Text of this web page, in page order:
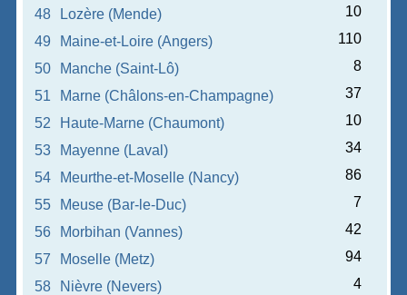
48
Lozère (Mende)
10
49
Maine-et-Loire (Angers)
110
50
Manche (Saint-Lô)
8
51
Marne (Châlons-en-Champagne)
37
52
Haute-Marne (Chaumont)
10
53
Mayenne (Laval)
34
54
Meurthe-et-Moselle (Nancy)
86
55
Meuse (Bar-le-Duc)
7
56
Morbihan (Vannes)
42
57
Moselle (Metz)
94
58
Nièvre (Nevers)
4